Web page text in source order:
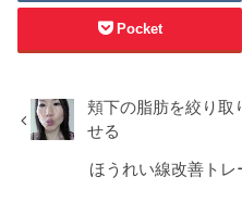
Pocket
頬下の脂肪を絞り取
せる
ほうれい線改善ト